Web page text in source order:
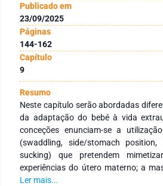
Publicado em
23/09/2025
Páginas
144-162
Capítulo
9
Resumo
Neste capítulo serão abordadas
da adaptação do bebé à vida
conceções enunciam-se a
(swaddling, side/stomach
sucking) que pretendem
experiências do útero materno; a
toque como parte do processo de
Ler mais...